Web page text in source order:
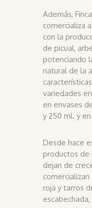
Además,
comercializa
con la
de picual,
potenciando
natural de la
variedades
en envases
y 250 ml. y
Desde hace
productos de
dejan de
roja y tarros